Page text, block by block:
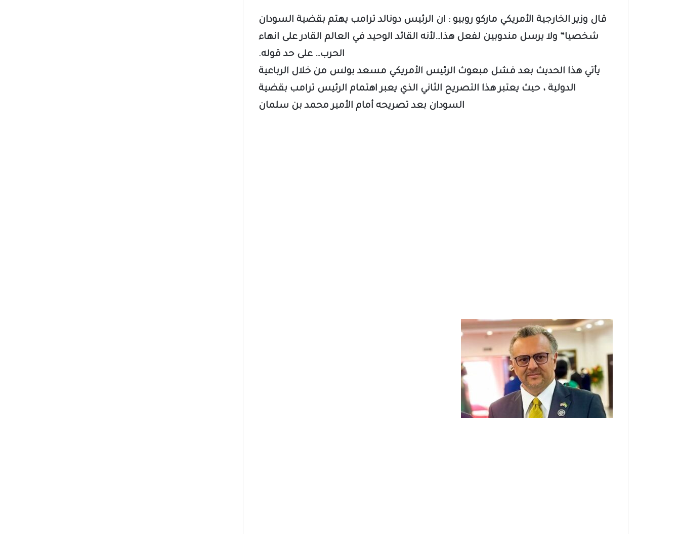
قال وزير الخارجية الأمريكي ماركو روبيو : ان ⁧‫الرئيس دونالد ترامب‬⁩ يهتم بقضية ⁧‫السودان‬⁩
شخصيا” ولا يرسل مندوبين لفعل هذا…لأنه القائد الوحيد في العالم القادر على انهاء
الحرب… على حد قوله.
يأتي هذا الحديث بعد فشل مبعوث الرئيس الأمريكي مسعد بولس من خلال الرباعية
الدولية ، حيث يعتبر هذا التصريح الثاني الذي يعبر اهتمام الرئيس ترامب بقضية
السودان بعد تصريحه أمام الأمير محمد بن سلمان